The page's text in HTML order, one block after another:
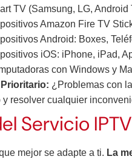
TV (Samsung, LG,
Amazon Fire TV
Android: Boxes,
iOS: iPhone, iPad,
con Windows y
¿Problemas con
y resolver cualquier
Servicio
mejor se adapte a ti. La